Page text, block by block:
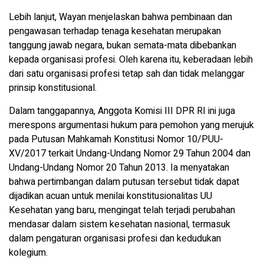
Lebih lanjut, Wayan menjelaskan bahwa pembinaan dan
pengawasan terhadap tenaga kesehatan merupakan
tanggung jawab negara, bukan semata-mata dibebankan
kepada organisasi profesi. Oleh karena itu, keberadaan lebih
dari satu organisasi profesi tetap sah dan tidak melanggar
prinsip konstitusional.
Dalam tanggapannya, Anggota Komisi III DPR RI ini juga
merespons argumentasi hukum para pemohon yang merujuk
pada Putusan Mahkamah Konstitusi Nomor 10/PUU-
XV/2017 terkait Undang-Undang Nomor 29 Tahun 2004 dan
Undang-Undang Nomor 20 Tahun 2013. Ia menyatakan
bahwa pertimbangan dalam putusan tersebut tidak dapat
dijadikan acuan untuk menilai konstitusionalitas UU
Kesehatan yang baru, mengingat telah terjadi perubahan
mendasar dalam sistem kesehatan nasional, termasuk
dalam pengaturan organisasi profesi dan kedudukan
kolegium.